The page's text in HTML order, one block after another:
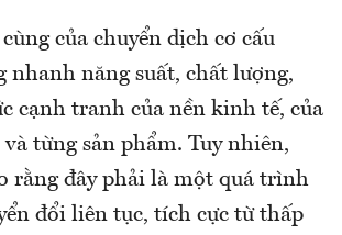
của chuyển dịch cơ cấu
nhanh năng suất, chất lượng,
cạnh tranh của nền kinh tế, của
từng sản phẩm. Tuy nhiên,
rằng đây phải là một quá trình
đổi liên tục, tích cực từ thấp